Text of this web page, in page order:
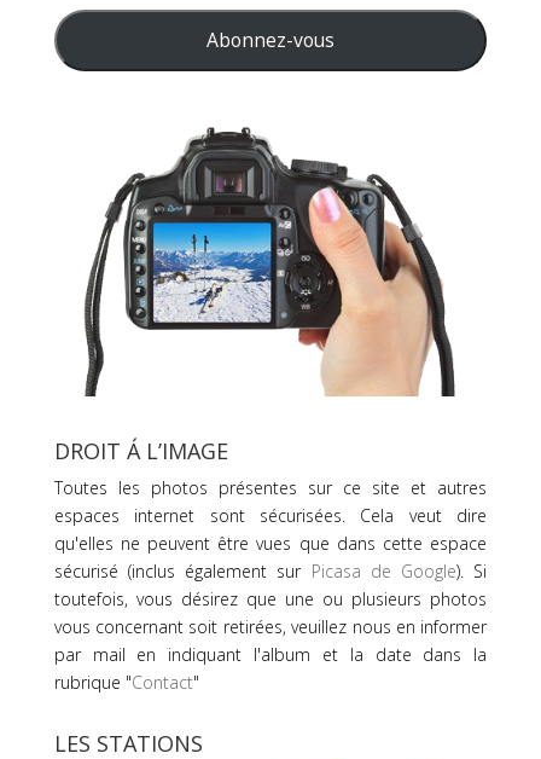
mail
Abonnez-vous
DROIT Á L’IMAGE
Toutes les photos présentes sur ce site et autres
espaces internet sont sécurisées. Cela veut dire
qu'elles ne peuvent être vues que dans cette espace
sécurisé (inclus également sur Picasa de Google). Si
toutefois, vous désirez que une ou plusieurs photos
vous concernant soit retirées, veuillez nous en informer
par mail en indiquant l'album et la date dans la
rubrique "Contact"
LES STATIONS